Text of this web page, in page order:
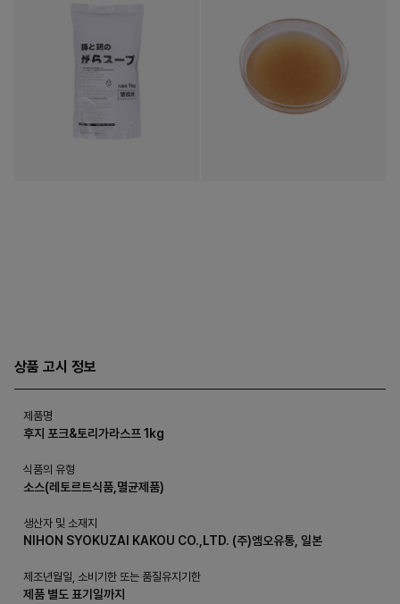
상품 고시 정보
제품명
후지 포크&토리가라스프 1kg
식품의 유형
소스(레토르트식품,멸균제품)
생산자 및 소재지
NIHON SYOKUZAI KAKOU CO.,LTD. (주)엠오유통, 일본
제조년월일, 소비기한 또는 품질유지기한
제품 별도 표기일까지